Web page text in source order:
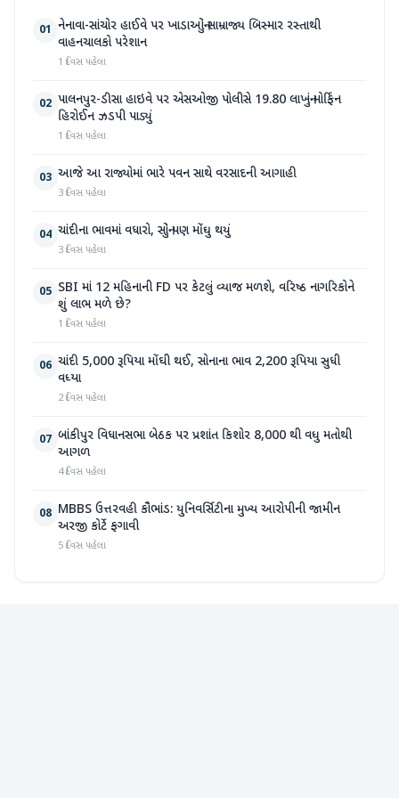
01 નેનાવા-સાંચોર હાઈવે પર ખાડાઓનું સામ્રાજ્ય બિસ્માર રસ્તાથી
વાહનચાલકો પરેશાન
1 દિવસ પહેલા
02 પાલનપુર-ડીસા હાઇવે પર એસઓજી પોલીસે 19.80 લાખનું મોર્ફિન
હિરોઈન ઝડપી પાડ્યું
1 દિવસ પહેલા
03 આજે આ રાજ્યોમાં ભારે પવન સાથે વરસાદની આગાહી
3 દિવસ પહેલા
04 ચાંદીના ભાવમાં વધારો, સોનું પણ મોંઘુ થયું
3 દિવસ પહેલા
05 SBI માં 12 મહિનાની FD પર કેટલું વ્યાજ મળશે, વરિષ્ઠ નાગરિકોને
શું લાભ મળે છે?
1 દિવસ પહેલા
06 ચાંદી 5,000 રૂપિયા મોંઘી થઈ, સોનાના ભાવ 2,200 રૂપિયા સુધી
વધ્યા
2 દિવસ પહેલા
07 બાંકીપુર વિધાનસભા બેઠક પર પ્રશાંત કિશોર 8,000 થી વધુ મતોથી
આગળ
4 દિવસ પહેલા
08 MBBS ઉત્તરવહી કૌભાંડ: યુનિવર્સિટીના મુખ્ય આરોપીની જામીન
અરજી કોર્ટે ફગાવી
5 દિવસ પહેલા